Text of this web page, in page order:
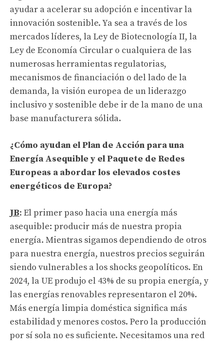
ayudar a acelerar su adopción e incentivar la
innovación sostenible. Ya sea a través de los
mercados líderes, la Ley de Biotecnología II, la
Ley de Economía Circular o cualquiera de las
numerosas herramientas regulatorias,
mecanismos de financiación o del lado de la
demanda, la visión europea de un liderazgo
inclusivo y sostenible debe ir de la mano de una
base manufacturera sólida.
¿Cómo ayudan el Plan de Acción para una
Energía Asequible y el Paquete de Redes
Europeas a abordar los elevados costes
energéticos de Europa?
JB: El primer paso hacia una energía más
asequible: producir más de nuestra propia
energía. Mientras sigamos dependiendo de otros
para nuestra energía, nuestros precios seguirán
siendo vulnerables a los shocks geopolíticos. En
2024, la UE produjo el 43% de su propia energía, y
las energías renovables representaron el 20%.
Más energía limpia doméstica significa más
estabilidad y menores costos. Pero la producción
por sí sola no es suficiente. Necesitamos una red